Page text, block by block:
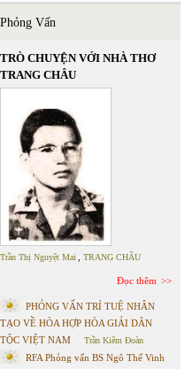
Phỏng Vấn
TRÒ CHUYỆN VỚI NHÀ THƠ
TRANG CHÂU
Trần Thị Nguyệt Mai TRANG CHÂU
Đọc thêm
PHỎNG VẤN TRÍ TUỆ NHÂN
TẠO VỀ HÒA HỢP HÒA GIẢI DÂN
TỘC VIỆT NAM
Trần Kiêm Đoàn
RFA Phỏng vấn BS Ngô Thế Vinh